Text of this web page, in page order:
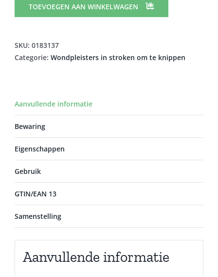
FIXATIE
10,OCMX10,0M
311000
aantal
TOEVOEGEN AAN WINKELWAGEN
SKU: 0183137
Categorie: Wondpleisters in stroken om te knippen
Aanvullende informatie
Bewaring
Eigenschappen
Gebruik
GTIN/EAN 13
Samenstelling
Aanvullende informatie